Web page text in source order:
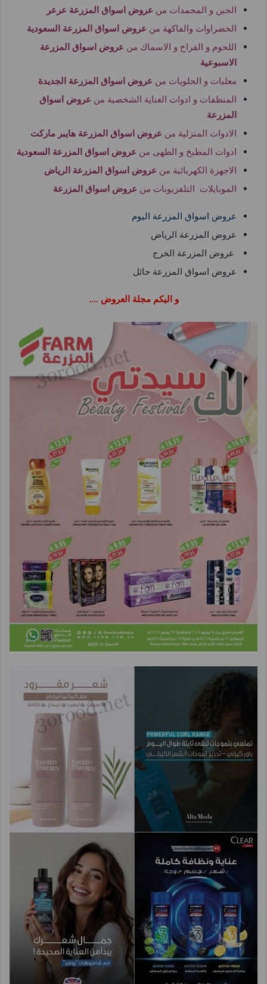
الجبن و المجمدات من عروض اسواق المزرعة عرعر
الخضراوات والفاكهة من عروض اسواق المزرعة السعودية
اللحوم و الفراخ و الاسماك من عروض اسواق المزرعة
الاسبوعية
معلبات و الحلويات من عروض اسواق المزرعة الجديدة
المنظفات و ادوات العناية الشخصية من عروض اسواق
المزرعة
الادوات المنزلية من عروض اسواق المزرعة هايبر ماركت
ادوات المطبخ و الطهى من عروض اسواق المزرعة السعودية
الاجهزة الكهربائية من عروض اسواق المزرعة الرياض
الموبايلات التلفزيونات من عروض اسواق المزرعة
عروض اسواق المزرعة اليوم
عروض المزرعة الرياض
عروض المزرعة الخرج
عروض اسواق المزرعة حائل
و اليكم مجلة العروض ….